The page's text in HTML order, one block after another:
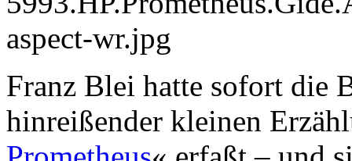
Franz Blei hatte sofort die
hinreißender kleinen